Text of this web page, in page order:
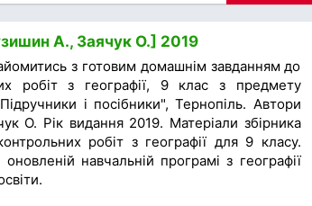
А., Заячук О.] 2019
з готовим домашнім завданням до
робіт з географії, 9 клас з предмету
і посібники", Тернопіль. Автори
О. Рік видання 2019. Матеріали збірника
робіт з географії для 9 класу.
навчальній програмі з географії